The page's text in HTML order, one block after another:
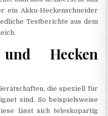
ein Akku-Heckenschneider
Testberichte aus dem
Hecken
die speziell für
sind. So beispielsweise
lässt sich teleskopartig